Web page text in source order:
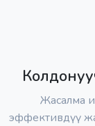
Жасалма
эффективдүү